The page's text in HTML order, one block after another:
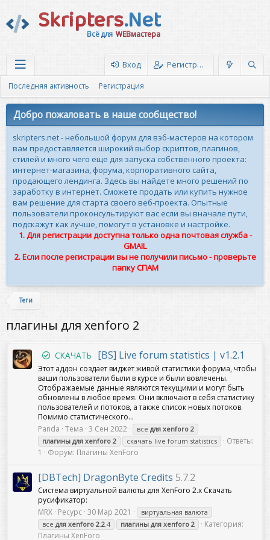
Skripters.Net
Всё для WEBмастера
Вход Регистрация
Последняя активность Регистрация
Добро пожаловать в наше сообщество!
skripters.net - небольшой форум для вэб-мастеров на котором
вам предоставляется широкий выбор скриптов, плагинов,
стилей и много чего еще для запуска собственного проекта:
интернет-магазина, форума, корпоративного сайта,
продающего лендинга. Здесь вы найдете много решений по
заработку в интернет. Сможете продать или купить нужное
вам решение для старта своего веб-проекта. Опытные
пользователи проконсультируют вас если вы вначале пути,
подскажут как лучше, помогут в установке и настройке.
1. Для регистрации доступна только одна почтовая служба -
GMAIL
2. Если после регистрации вы не получили письмо - проверьте
папку СПАМ
Теги
плагины для xenforo 2
СКАЧАТЬ [BS] Live forum statistics | v1.2.1
Этот аддон создает виджет живой статистики форума, чтобы
ваши пользователи были в курсе и были вовлечены.
Отображаемые данные являются текущими и могут быть
обновлены в любое время. Они включают в себя статистику
пользователей и потоков, а также список новых потоков.
Помимо статистического...
Panda Тема 3 Сен 2022 все для xenforo 2
плагины для xenforo 2 скачать live forum statistics
Ответы:
1
Форум: Плагины XenForo
[DBTech] DragonByte Credits 5.7.2
Система виртуальной валюты для XenForo 2.x Скачать
русификатор:
MRX Ресурс 30 Мар 2021
виртуальная валюта
все для xenforo 2.2.4 плагины для xenforo 2
Категория:
Плагины XenForo